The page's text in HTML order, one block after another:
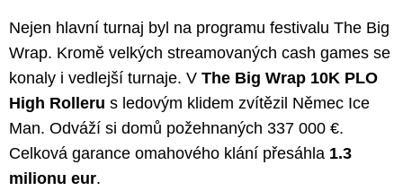
Nejen hlavní turnaj byl na programu festivalu The Big
Wrap. Kromě velkých streamovaných cash games se
konaly i vedlejší turnaje. V The Big Wrap 10K PLO
High Rolleru s ledovým klidem zvítězil Němec Ice
Man. Odváží si domů požehnaných 337 000 €.
Celková garance omahového klání přesáhla 1.3
milionu eur.